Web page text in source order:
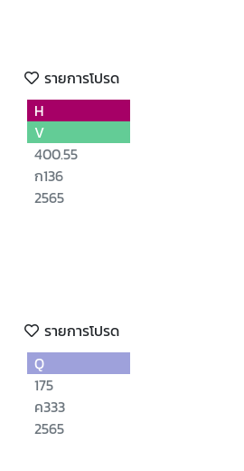
รายการโปรด
H
V
400.55
ก136
2565
รายการโปรด
Q
175
ค333
2565